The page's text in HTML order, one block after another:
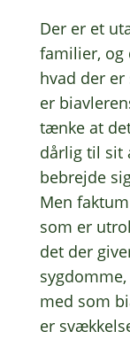
Der er et
fami­li­er, og
hvad der
er
tænke at
dårlig til sit
bebrej­de
Men
som er
det der
med som
er